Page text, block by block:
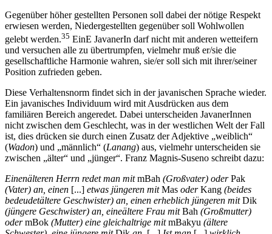
Gegenüber höher gestellten Personen soll dabei der nötige Respekt
erwiesen werden, Niedergestellten gegenüber soll Wohlwollen
gelebt werden.35 EinE JavanerIn darf nicht mit anderen wetteifern
und versuchen alle zu übertrumpfen, vielmehr muß er/sie die
gesellschaftliche Harmonie wahren, sie/er soll sich mit ihrer/seiner
Position zufrieden geben.
Diese Verhaltensnorm findet sich in der javanischen Sprache wieder.
Ein javanisches Individuum wird mit Ausdrücken aus dem
familiären Bereich angeredet. Dabei unterscheiden JavanerInnen
nicht zwischen dem Geschlecht, was in der westlichen Welt der Fall
ist, dies drücken sie durch einen Zusatz der Adjektive „weiblich“
(Wadon) und „männlich“ (Lanang) aus, vielmehr unterscheiden sie
zwischen „älter“ und „jünger“. Franz Magnis-Suseno schreibt dazu:
Einenälteren Herrn redet man mitmBah (Großvater) oderPak
(Vater) an, einen [...] etwas jüngeren mitMas oderKang (beides
bedeudetältere Geschwister) an, einen erheblich jüngeren mitDik
(jüngere Geschwister) an, eineältere Frau mitBah (Großmutter)
odermBok (Mutter) eine gleichaltrige mitmBakyu (ältere